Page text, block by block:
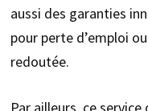
aussi des garanties
pour perte d’emploi
redoutée.